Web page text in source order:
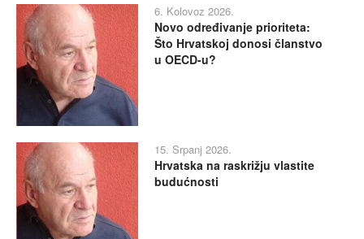
6. Kolovoz 2026.
Novo određivanje prioriteta:
Što Hrvatskoj donosi članstvo
u OECD-u?
15. Srpanj 2026.
Hrvatska na raskrižju vlastite
budućnosti